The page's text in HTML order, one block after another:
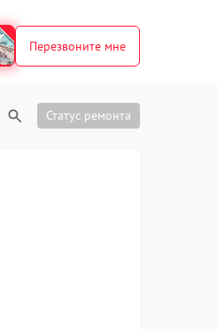
Перезвоните мне
Статус ремонта